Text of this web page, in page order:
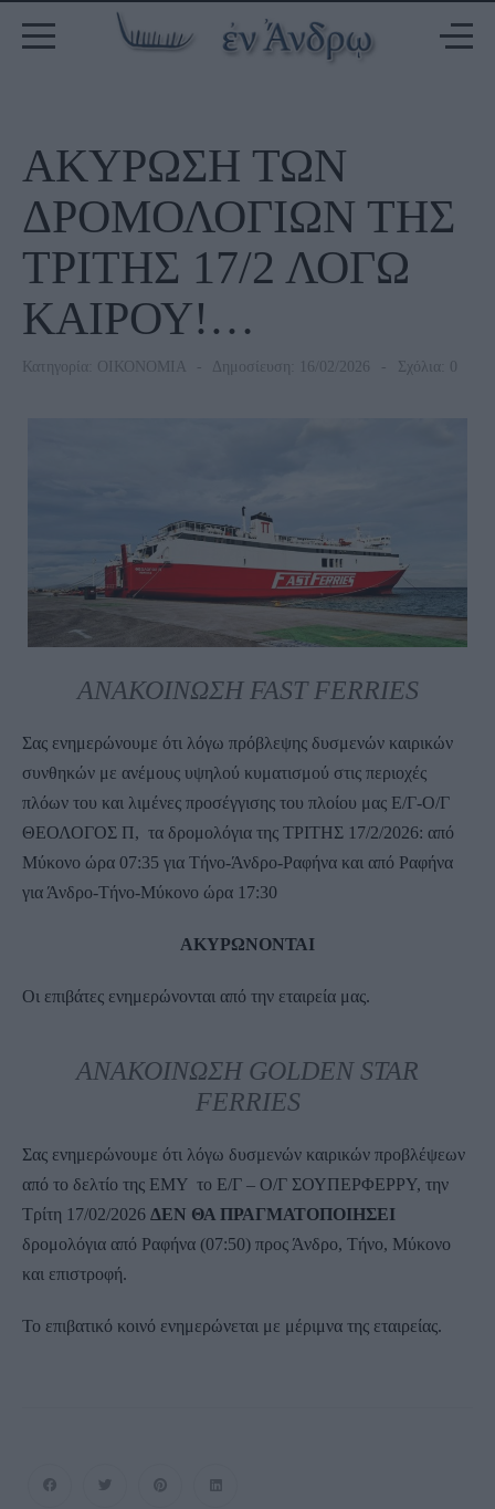
ΑΚΥΡΩΣΗ ΤΩΝ
ΔΡΟΜΟΛΟΓΙΩΝ ΤΗΣ
ΤΡΙΤΗΣ 17/2 ΛΟΓΩ
ΚΑΙΡΟΥ!…
Κατηγορία: ΟΙΚΟΝΟΜΙΑ Δημοσίευση: 16/02/2026 Σχόλια: 0
ΑΝΑΚΟΙΝΩΣΗFAST FERRIES
Σας ενημερώνουμε ότι λόγω πρόβλεψης δυσμενών καιρικών
συνθηκών με ανέμους υψηλού κυματισμού στις περιοχές
πλόων του και λιμένες προσέγγισης του πλοίου μας Ε/Γ-Ο/Γ
ΘΕΟΛΟΓΟΣ Π, τα δρομολόγια της ΤΡΙΤΗΣ 17/2/2026: από
Μύκονο ώρα 07:35 για Τήνο-Άνδρο-Ραφήνα και από Ραφήνα
για Άνδρο-Τήνο-Μύκονο ώρα 17:30
ΑΚΥΡΩΝΟΝΤΑΙ
Οι επιβάτες ενημερώνονται από την εταιρεία μας.
ΑΝΑΚΟΙΝΩΣΗ GOLDEN STAR
FERRIES
Σας ενημερώνουμε ότι λόγω δυσμενών καιρικών προβλέψεων
από το δελτίο της ΕΜΥ το Ε/Γ – Ο/Γ ΣΟΥΠΕΡΦΕΡΡΥ, την
Τρίτη 17/02/2026 ΔΕΝ ΘΑ ΠΡΑΓΜΑΤΟΠΟΙΗΣΕΙ
δρομολόγια από Ραφήνα (07:50) προς Άνδρο, Τήνο, Μύκονο
και επιστροφή.
Το επιβατικό κοινό ενημερώνεται με μέριμνα της εταιρείας.